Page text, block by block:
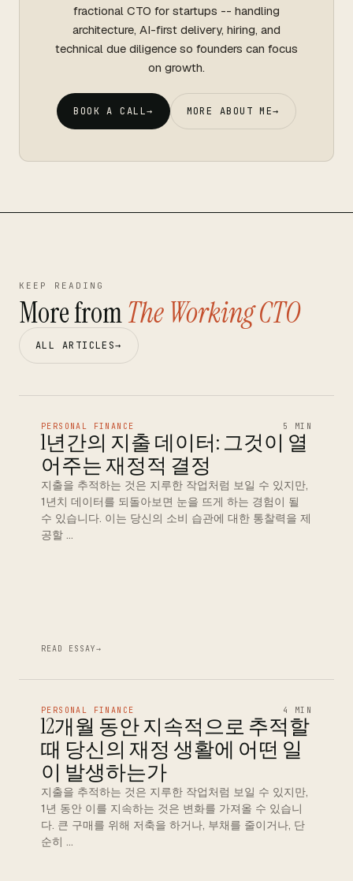
fractional CTO for startups -- handling
architecture, AI-first delivery, hiring, and
technical due diligence so founders can focus
on growth.
BOOK A CALL→ MORE ABOUT ME→
KEEP READING
More fromThe Working CTO
ALL ARTICLES→
PERSONAL FINANCE 5 MIN
1년간의 지출 데이터: 그것이 열
어주는 재정적 결정
지출을 추적하는 것은 지루한 작업처럼 보일 수 있지만,
1년치 데이터를 되돌아보면 눈을 뜨게 하는 경험이 될
수 있습니다. 이는 당신의 소비 습관에 대한 통찰력을 제
공할 …
READ ESSAY→
PERSONAL FINANCE 4 MIN
12개월 동안 지속적으로 추적할
때 당신의 재정 생활에 어떤 일
이 발생하는가
지출을 추적하는 것은 지루한 작업처럼 보일 수 있지만,
1년 동안 이를 지속하는 것은 변화를 가져올 수 있습니
다. 큰 구매를 위해 저축을 하거나, 부채를 줄이거나, 단
순히 …